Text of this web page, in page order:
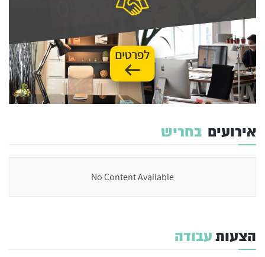
אירועים בחריש
No Content Available
הצעותעבודה